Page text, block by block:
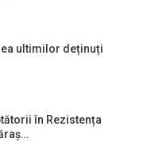
ultimilor deținuți
în Rezistența